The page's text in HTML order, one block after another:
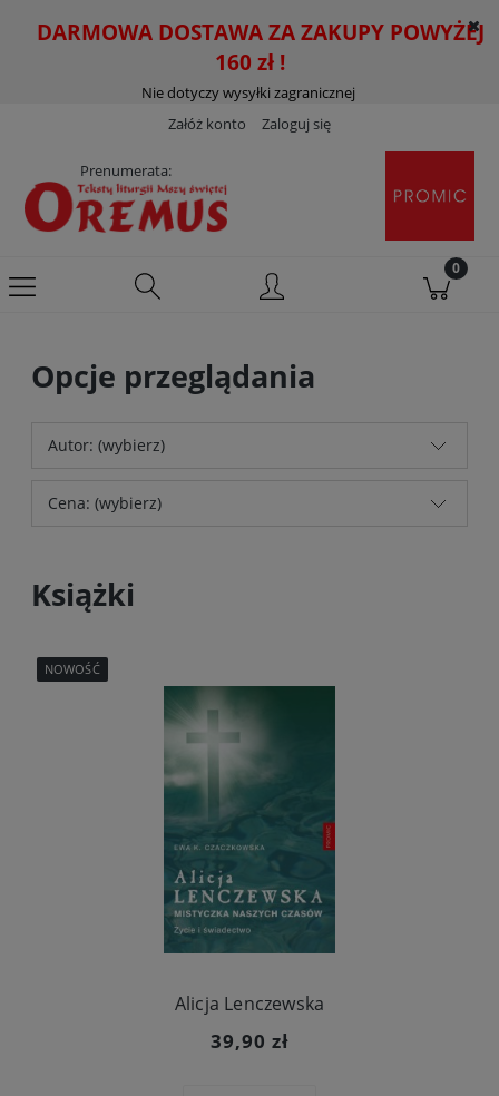
DARMOWA DOSTAWA ZA ZAKUPY POWYŻEJ
160 zł !
Nie dotyczy wysyłki zagranicznej
Załóż konto
Zaloguj się
Prenumerata:
Opcje przeglądania
Autor: (wybierz)
Cena: (wybierz)
Książki
Alicja Lenczewska
39,90 zł
NOWOŚĆ